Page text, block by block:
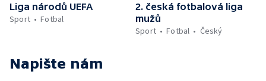
Liga národů UEFA
Sport
Fotbal
2. česká fotbalová liga
mužů
Sport
Fotbal Český
Napište nám